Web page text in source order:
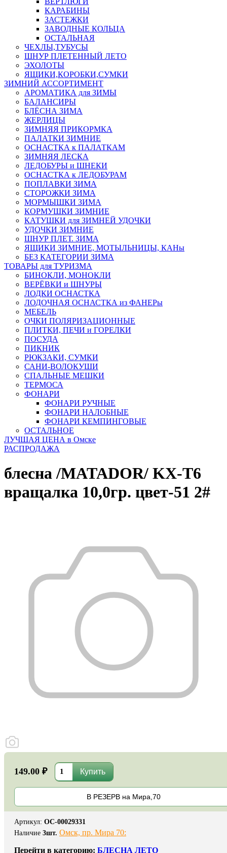
КАРАБИНЫ
ЗАСТЕЖКИ
ЗАВОДНЫЕ КОЛЬЦА
ОСТАЛЬНАЯ
ЧЕХЛЫ,ТУБУСЫ
ШНУР ПЛЕТЕННЫЙ ЛЕТО
ЭХОЛОТЫ
ЯЩИКИ,КОРОБКИ,СУМКИ
ЗИМНИЙ АССОРТИМЕНТ
АРОМАТИКА для ЗИМЫ
БАЛАНСИРЫ
БЛЁСНА ЗИМА
ЖЕРЛИЦЫ
ЗИМНЯЯ ПРИКОРМКА
ПАЛАТКИ ЗИМНИЕ
ОСНАСТКА к ПАЛАТКАМ
ЗИМНЯЯ ЛЕСКА
ЛЕДОБУРЫ и ШНЕКИ
ОСНАСТКА к ЛЕДОБУРАМ
ПОПЛАВКИ ЗИМА
СТОРОЖКИ ЗИМА
МОРМЫШКИ ЗИМА
КОРМУШКИ ЗИМНИЕ
КАТУШКИ для ЗИМНЕЙ УДОЧКИ
УДОЧКИ ЗИМНИЕ
ШНУР ПЛЕТ. ЗИМА
ЯЩИКИ ЗИМНИЕ, МОТЫЛЬНИЦЫ, КАНы
БЕЗ КАТЕГОРИИ ЗИМА
ТОВАРЫ для ТУРИЗМА
БИНОКЛИ, МОНОКЛИ
ВЕРЁВКИ и ШНУРЫ
ЛОДКИ ОСНАСТКА
ЛОДОЧНАЯ ОСНАСТКА из ФАНЕРы
МЕБЕЛЬ
ОЧКИ ПОЛЯРИЗАЦИОННЫЕ
ПЛИТКИ, ПЕЧИ и ГОРЕЛКИ
ПОСУДА
ПИКНИК
РЮКЗАКИ, СУМКИ
САНИ-ВОЛОКУШИ
СПАЛЬНЫЕ МЕШКИ
ТЕРМОСА
ФОНАРИ
ФОНАРИ РУЧНЫЕ
ФОНАРИ НАЛОБНЫЕ
ФОНАРИ КЕМПИНГОВЫЕ
ОСТАЛЬНОЕ
ЛУЧШАЯ ЦЕНА в Омске
РАСПРОДАЖА
блесна /MATADOR/ KX-T6
вращалка 10,0гр. цвет-51 2#
149.00 ₽
В РЕЗЕРВ на Мира,70
Артикул: ОС-00029331
Наличие 3шт. Омск, пр. Мира 70:
Перейти в категорию: БЛЕСНА ЛЕТО